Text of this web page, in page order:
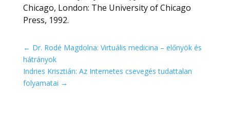
Chicago, London: The University of Chicago
Press, 1992.
← Dr. Rodé Magdolna: Virtuális medicina – előnyök és
hátrányok
Indries Krisztián: Az Internetes csevegés tudattalan
folyamatai →